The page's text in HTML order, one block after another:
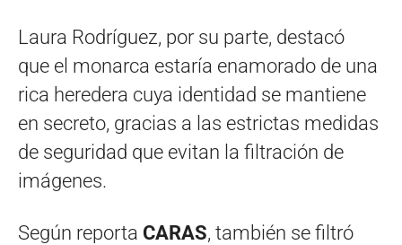
Laura Rodríguez, por su parte, destacó
que el monarca estaría enamorado de una
rica heredera cuya identidad se mantiene
en secreto, gracias a las estrictas medidas
de seguridad que evitan la filtración de
imágenes.
Según reporta CARAS, también se filtró